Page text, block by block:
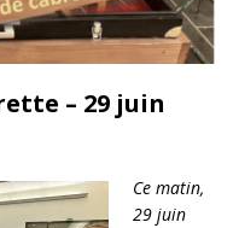
– 29 juin
Ce matin,
29 juin